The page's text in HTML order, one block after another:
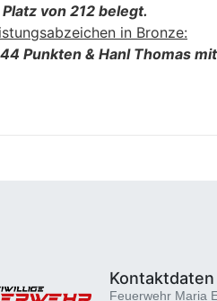
von 212 belegt.
in Bronze:
Punkten & Hanl Thomas
Kontaktdaten
Feuerwehr Maria